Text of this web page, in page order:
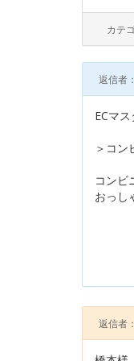
カテ
返信者
ECマス
＞コン
コンビ
おっ
返信者